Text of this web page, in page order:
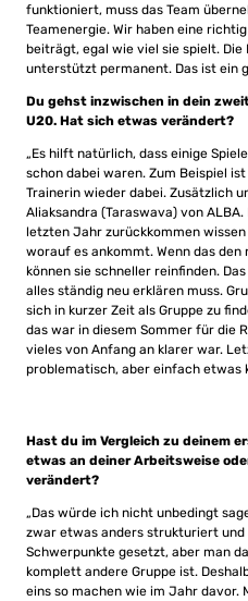
funktioniert, muss das Team
Teamenergie. Wir haben eine
beiträgt, egal wie viel sie spielt.
unterstützt permanent. Das ist ein
Du gehst inzwischen in dein
U20. Hat sich etwas verändert?
„Es hilft natürlich, dass einige
schon dabei waren. Zum Beispiel
Trainerin wieder dabei. Zusätzlich
Aliaksandra (Taraswava) von
letzten Jahr zurückkommen
worauf es ankommt. Wenn das
können sie schneller reinfinden.
alles ständig neu erklären muss.
sich in kurzer Zeit als Gruppe zu
das war in diesem Sommer für die
vieles von Anfang an klarer war.
problematisch, aber einfach etwas
Hast du im Vergleich zu deinem
etwas an deiner Arbeitsweise
verändert?
„Das würde ich nicht unbedingt
zwar etwas anders strukturiert
Schwerpunkte gesetzt, aber man
komplett andere Gruppe ist.
eins so machen wie im Jahr